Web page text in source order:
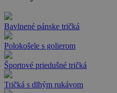
Bavlnené pánske tričká
Polokošele s golierom
Športové priedušné tričká
Tričká s dlhým rukávom